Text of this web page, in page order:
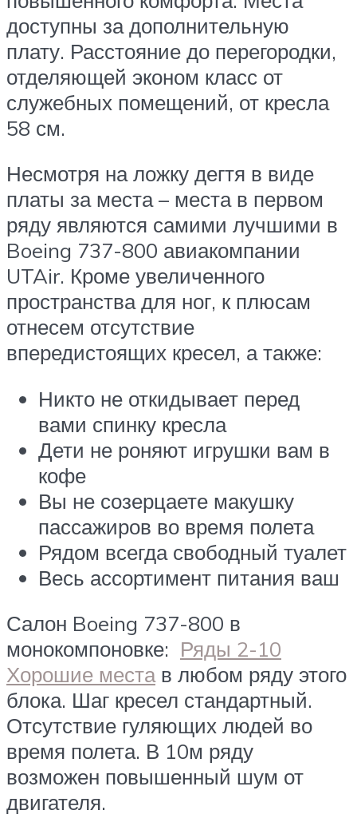
доступны за дополнительную
плату. Расстояние до перегородки,
отделяющей эконом класс от
служебных помещений, от кресла
58 см.
Несмотря на ложку дегтя в виде
платы за места – места в первом
ряду являются самими лучшими в
Boeing 737-800 авиакомпании
UTAir. Кроме увеличенного
пространства для ног, к плюсам
отнесем отсутствие
впередистоящих кресел, а также:
Никто не откидывает перед
вами спинку кресла
Дети не роняют игрушки вам в
кофе
Вы не созерцаете макушку
пассажиров во время полета
Рядом всегда свободный туалет
Весь ассортимент питания ваш
Салон Boeing 737-800 в
монокомпоновке: Ряды 2-10
Хорошие местав любом ряду этого
блока. Шаг кресел стандартный.
Отсутствие гуляющих людей во
время полета. В 10м ряду
возможен повышенный шум от
двигателя.